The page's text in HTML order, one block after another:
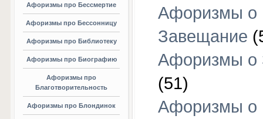
Афоризмы про Бессмертие
Афоризмы про Бессонницу
Афоризмы про Библиотеку
Афоризмы про Биографию
Афоризмы про
Благотворительность
Афоризмы про Блондинок
Афоризмы о
Завещание
Афоризмы о
(51)
Афоризмы о